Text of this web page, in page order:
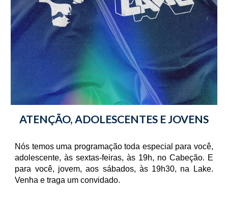
ATENÇÃO, ADOLESCENTES E JOVENS
Nós temos uma programação toda especial para você,
adolescente, às sextas-feiras, às 19h, no Cabeção. E
para você, jovem, aos sábados, às 19h30, na Lake.
Venha e traga um convidado.